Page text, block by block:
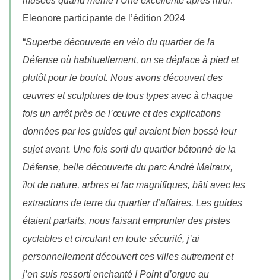
Eleonore participante de l’édition 2024
“Superbe découverte en vélo du quartier de la
Défense où habituellement, on se déplace à pied et
plutôt pour le boulot. Nous avons découvert des
œuvres et sculptures de tous types avec à chaque
fois un arrêt près de l’œuvre et des explications
données par les guides qui avaient bien bossé leur
sujet avant. Une fois sorti du quartier bétonné de la
Défense, belle découverte du parc André Malraux,
îlot de nature, arbres et lac magnifiques, bâti avec les
extractions de terre du quartier d’affaires. Les guides
étaient parfaits, nous faisant emprunter des pistes
cyclables et circulant en toute sécurité, j’ai
personnellement découvert ces villes autrement et
j’en suis ressorti enchanté ! Point d’orgue au